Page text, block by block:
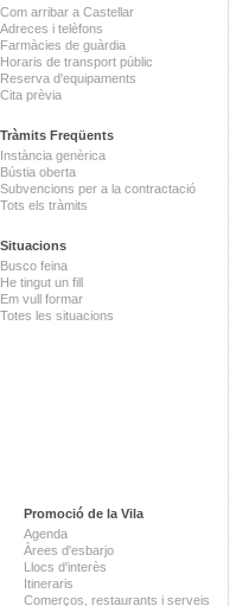
Com arribar a Castellar
Adreces i telèfons
Farmàcies de guàrdia
Horaris de transport públic
Reserva d'equipaments
Cita prèvia
Tràmits Freqüents
Instància genèrica
Bústia oberta
Subvencions per a la contractació
Tots els tràmits
Situacions
Busco feina
He tingut un fill
Em vull formar
Totes les situacions
Promoció de la Vila
Agenda
Àrees d'esbarjo
Llocs d'interès
Itineraris
Comerços, restaurants i serveis